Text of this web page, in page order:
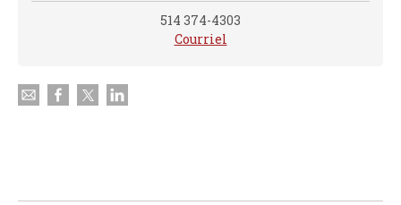
514 374-4303
Courriel